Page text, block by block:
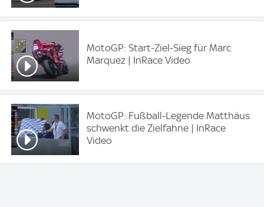
MotoGP: Start-Ziel-Sieg für Marc
Marquez | InRace Video
MotoGP: Fußball-Legende Matthäus
schwenkt die Zielfahne | InRace
Video